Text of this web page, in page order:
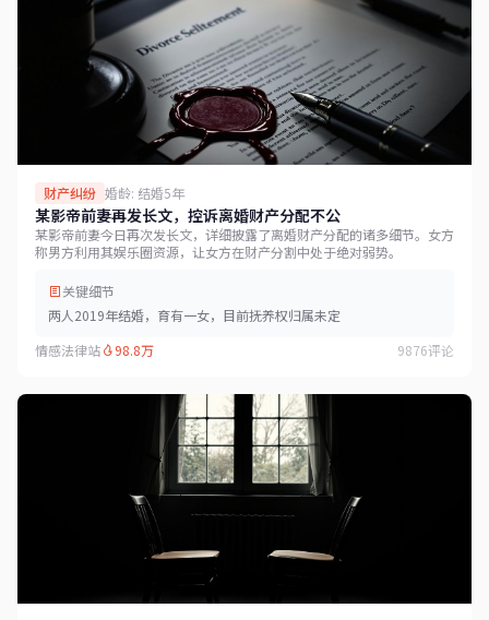
财产纠纷 婚龄: 结婚5年
某影帝前妻再发长文，控诉离婚财产分配不公
某影帝前妻今日再次发长文，详细披露了离婚财产分配的诸多细节。女方
称男方利用其娱乐圈资源，让女方在财产分割中处于绝对弱势。
关键细节
两人2019年结婚，育有一女，目前抚养权归属未定
情感法律站
98.8万 9876评论